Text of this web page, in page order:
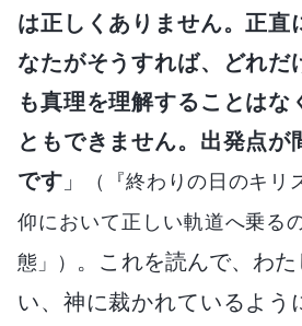
は正しくありません。正直
なたがそうすれば、どれだ
も真理を理解することはな
ともできません。出発点が
です 」
（『終わりの日のキ
仰において正しい軌道へ乗る
態」） 。これを読んで、わ
い、神に裁かれているよう